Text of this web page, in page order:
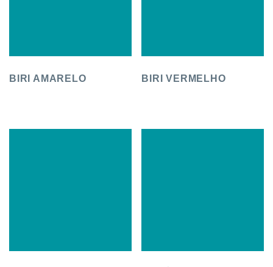
BIRI AMARELO BIRI VERMELHO